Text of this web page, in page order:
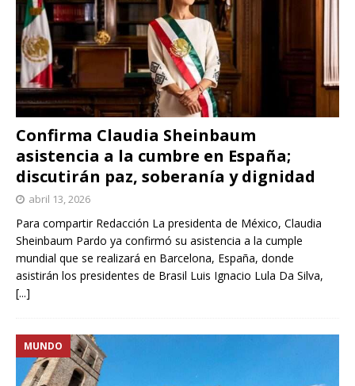
Confirma Claudia Sheinbaum
asistencia a la cumbre en España;
discutirán paz, soberanía y dignidad
abril 13, 2026
Para compartir Redacción La presidenta de México, Claudia
Sheinbaum Pardo ya confirmó su asistencia a la cumple
mundial que se realizará en Barcelona, España, donde
asistirán los presidentes de Brasil Luis Ignacio Lula Da Silva,
[...]
MUNDO